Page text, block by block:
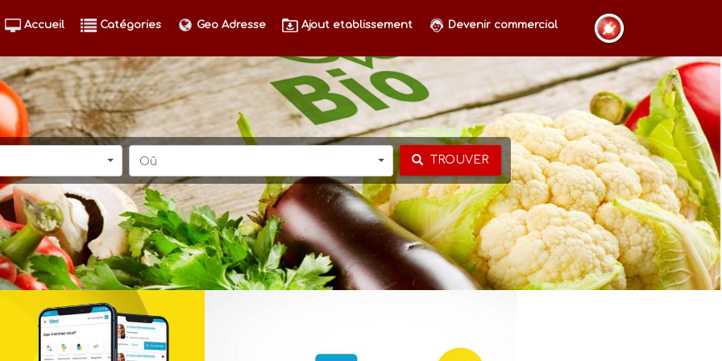
Accueil Catégories Geo Adresse Ajout etablissement Devenir commercial
Oû TROUVER